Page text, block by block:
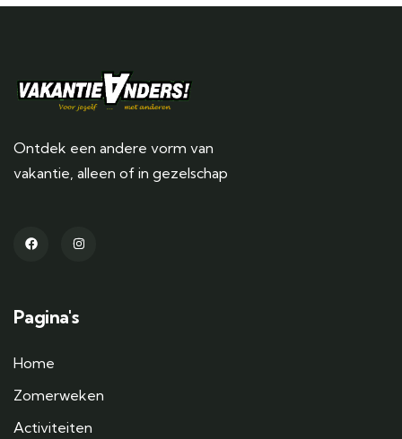
Ontdek een andere vorm van
vakantie, alleen of in gezelschap
Pagina's
Home
Zomerweken
Activiteiten